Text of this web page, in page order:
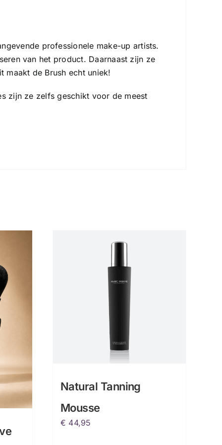
professionele make-up artists.
van het product. Daarnaast zijn ze
maakt de Brush echt uniek!
zijn ze zelfs geschikt voor de meest
Natural Tanning
Mousse
€ 44,95